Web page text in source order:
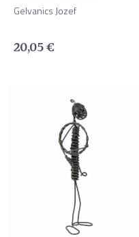
Gelvanics Jozef
20,05€